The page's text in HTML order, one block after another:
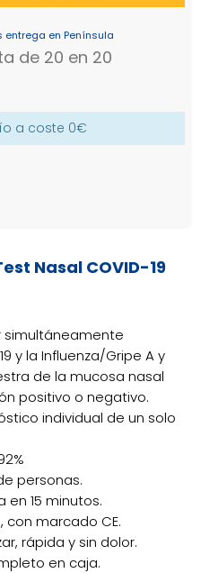
entrega en Península
de 20 en 20
a coste 0€
Nasal COVID-19
y la Influenza/Gripe A y
de la mucosa nasal
positivo o negativo.
individual de un solo
personas.
en 15 minutos.
con marcado CE.
rápida y sin dolor.
en caja.